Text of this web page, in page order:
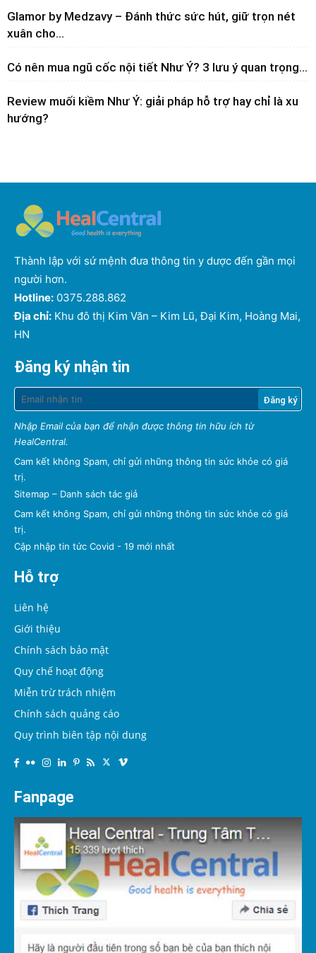
Glamor by Medzavy – Đánh thức sức hút, giữ trọn nét
xuân cho...
Có nên mua ngũ cốc nội tiết Như Ý? 3 lưu ý quan trọng...
Review muối kiềm Như Ý: giải pháp hỗ trợ hay chỉ là xu
hướng?
Thành lập với sứ mệnh đưa thông tin y dược đến gần mọi
người hơn.
Hotline: 0375.288.862
Địa chỉ: Khu đô thị Kim Văn – Kim Lũ, Đại Kim, Hoàng Mai,
HN
Đăng ký nhận tin
Nhập Email của bạn để nhận được thông tin hữu ích từ
HealCentral.
Cam kết không Spam, chỉ gửi những thông tin sức khỏe có giá
trị.
Sitemap – Danh sách tác giả
Cam kết không Spam, chỉ gửi những thông tin sức khỏe có giá
trị.
Cập nhập tin tức Covid - 19 mới nhất
Hỗ trợ
Liên hệ
Giới thiệu
Chính sách bảo mật
Quy chế hoạt động
Miễn trừ trách nhiệm
Chính sách quảng cáo
Quy trình biên tập nội dung
Fanpage